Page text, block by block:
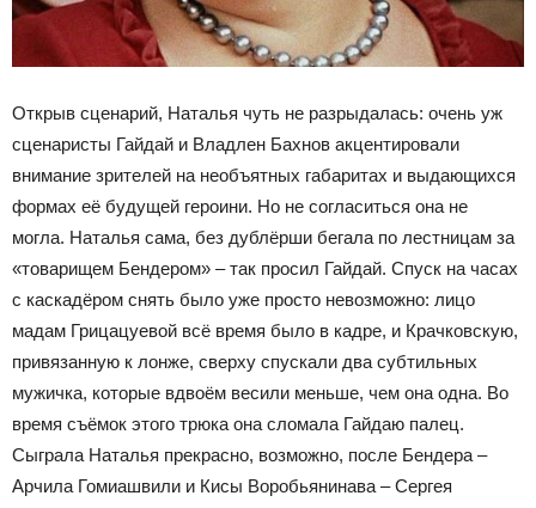
Открыв сценарий, Наталья чуть не разрыдалась: очень уж
сценаристы Гайдай и Владлен Бахнов акцентировали
внимание зрителей на необъятных габаритах и выдающихся
формах её будущей героини. Но не согласиться она не
могла. Наталья сама, без дублёрши бегала по лестницам за
«товарищем Бендером» – так просил Гайдай. Спуск на часах
с каскадёром снять было уже просто невозможно: лицо
мадам Грицацуевой всё время было в кадре, и Крачковскую,
привязанную к лонже, сверху спускали два субтильных
мужичка, которые вдвоём весили меньше, чем она одна. Во
время съёмок этого трюка она сломала Гайдаю палец.
Сыграла Наталья прекрасно, возможно, после Бендера –
Арчила Гомиашвили и Кисы Воробьянинава – Сергея